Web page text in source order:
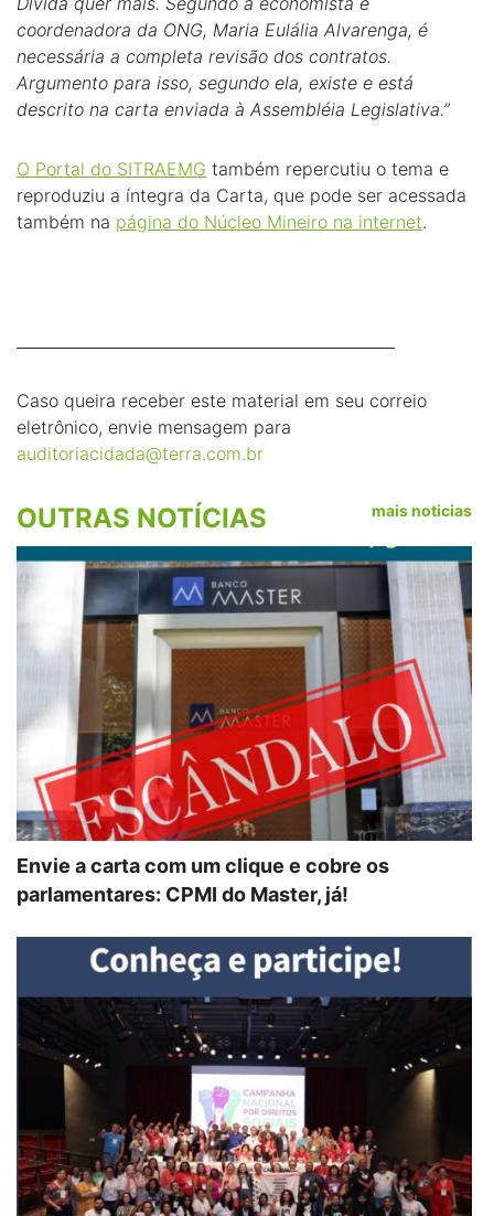
coordenadora da ONG, Maria Eulália Alvarenga, é
necessária a completa revisão dos contratos.
Argumento para isso, segundo ela, existe e está
descrito na carta enviada à Assembléia Legislativa.”
O Portal do SITRAEMG também repercutiu o tema e
reproduziu a íntegra da Carta, que pode ser acessada
também na página do Núcleo Mineiro na internet.
Caso queira receber este material em seu correio
eletrônico, envie mensagem para
auditoriacidada@terra.com.br
OUTRAS NOTÍCIAS mais noticias
Envie a carta com um clique e cobre os
parlamentares: CPMI do Master, já!